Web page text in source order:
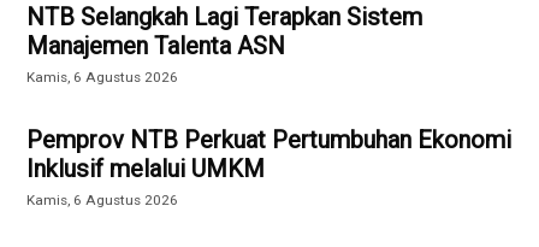
NTB Selangkah Lagi Terapkan Sistem
Manajemen Talenta ASN
Kamis, 6 Agustus 2026
Pemprov NTB Perkuat Pertumbuhan Ekonomi
Inklusif melalui UMKM
Kamis, 6 Agustus 2026